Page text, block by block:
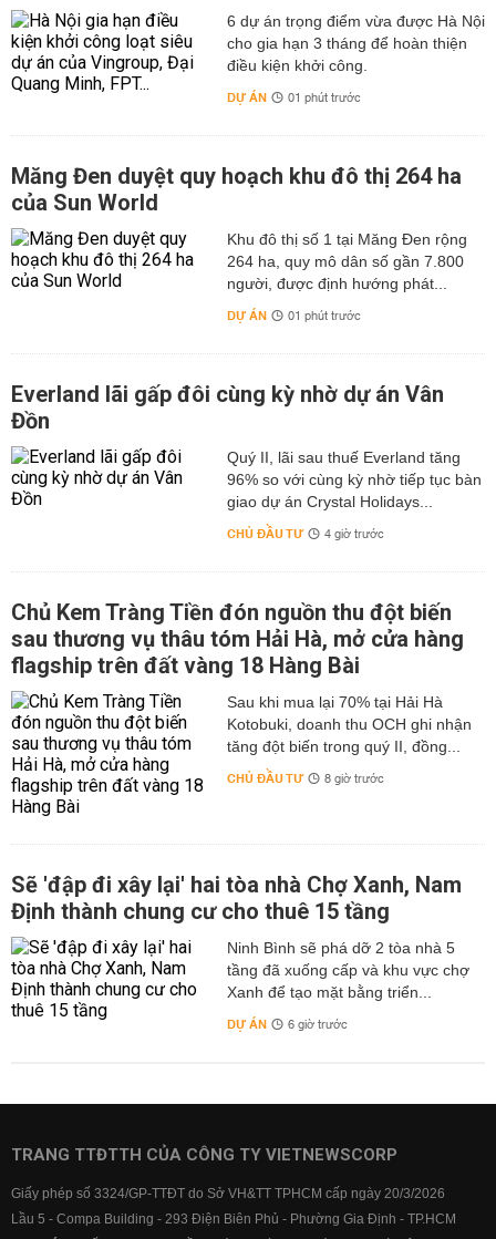
6 dự án trọng điểm vừa được Hà Nội
cho gia hạn 3 tháng để hoàn thiện
điều kiện khởi công.
DỰ ÁN 01 phút trước
Măng Đen duyệt quy hoạch khu đô thị 264 ha
của Sun World
Khu đô thị số 1 tại Măng Đen rộng
264 ha, quy mô dân số gần 7.800
người, được định hướng phát...
DỰ ÁN 01 phút trước
Everland lãi gấp đôi cùng kỳ nhờ dự án Vân
Đồn
Quý II, lãi sau thuế Everland tăng
96% so với cùng kỳ nhờ tiếp tục bàn
giao dự án Crystal Holidays...
CHỦ ĐẦU TƯ 4 giờ trước
Chủ Kem Tràng Tiền đón nguồn thu đột biến
sau thương vụ thâu tóm Hải Hà, mở cửa hàng
flagship trên đất vàng 18 Hàng Bài
Sau khi mua lại 70% tại Hải Hà
Kotobuki, doanh thu OCH ghi nhận
tăng đột biến trong quý II, đồng...
CHỦ ĐẦU TƯ 8 giờ trước
Sẽ 'đập đi xây lại' hai tòa nhà Chợ Xanh, Nam
Định thành chung cư cho thuê 15 tầng
Ninh Bình sẽ phá dỡ 2 tòa nhà 5
tầng đã xuống cấp và khu vực chợ
Xanh để tạo mặt bằng triển...
DỰ ÁN 6 giờ trước
TRANG TTĐTTH CỦA CÔNG TY VIETNEWSCORP
Giấy phép số 3324/GP-TTĐT do Sở VH&TT TPHCM cấp ngày 20/3/2026
Lầu 5 - Compa Building - 293 Điện Biên Phủ - Phường Gia Định - TP.HCM